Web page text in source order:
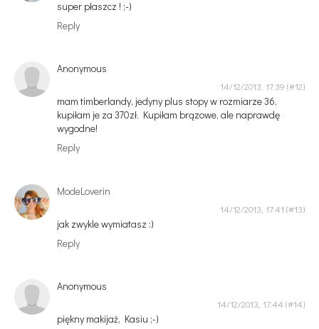
super płaszcz ! ;-)
Reply
Anonymous
14/12/2013, 17:39
mam timberlandy, jedyny plus stopy w rozmiarze 36,
kupiłam je za 370zł. Kupiłam brązowe, ale naprawdę
wygodne!
Reply
ModeLoverin
14/12/2013, 17:41
jak zwykle wymiatasz :)
Reply
Anonymous
14/12/2013, 17:44
piękny makijaż, Kasiu ;-)